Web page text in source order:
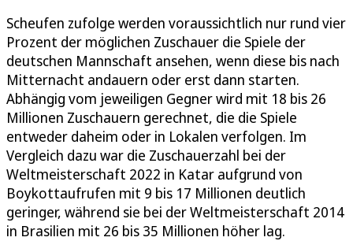
Scheufen zufolge werden voraussichtlich nur rund vier
Prozent der möglichen Zuschauer die Spiele der
deutschen Mannschaft ansehen, wenn diese bis nach
Mitternacht andauern oder erst dann starten.
Abhängig vom jeweiligen Gegner wird mit 18 bis 26
Millionen Zuschauern gerechnet, die die Spiele
entweder daheim oder in Lokalen verfolgen. Im
Vergleich dazu war die Zuschauerzahl bei der
Weltmeisterschaft 2022 in Katar aufgrund von
Boykottaufrufen mit 9 bis 17 Millionen deutlich
geringer, während sie bei der Weltmeisterschaft 2014
in Brasilien mit 26 bis 35 Millionen höher lag.